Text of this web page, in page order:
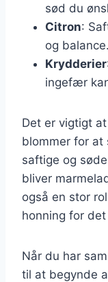
sød du
Citron:
og balance.
Krydderier
ingefær
Det er vigtigt
blommer for at
saftige og
bliver
også en stor
honning for
Når du har
til at begynde